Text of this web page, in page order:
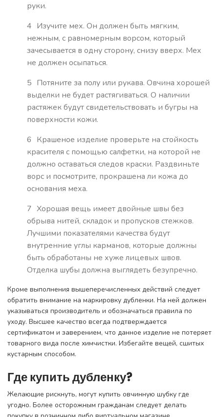
руки.
Изучите мех. Он должен быть мягким,
нежным, с равномерным ворсом, который
зачесывается в одну сторону, снизу вверх. Мех
не должен осыпаться.
Потяните за полу или рукава. Овчина хорошей
выделки не будет растягиваться. О наличии
растяжек будут свидетельствовать и бугры на
поверхности кожи.
Крашеное изделие проверьте на стойкость
красителя с помощью салфетки, на которой не
должно оставаться следов краски. Раздвиньте
ворс и посмотрите, прокрашена ли кожа до
основания меха.
Хорошая вещь имеет двойные швы без
обрыва нитей, складок и пропусков стежков.
Лучшими показателями качества будут
внутренние углы карманов, которые должны
быть обработаны не хуже лицевых швов.
Отделка шубы должна выглядеть безупречно.
Кроме выполнения вышеперечисленных действий следует
обратить внимание на маркировку дубленки. На ней должен
указываться производитель и обозначаться правила по
уходу. Высшее качество всегда подтверждается
сертификатом и заверением, что данное изделие не потеряет
товарного вида после химчистки. Избегайте вещей, сшитых
кустарным способом.
Где купить дубленку?
Желающие рискнуть, могут купить овчинную шубку где
угодно. Более осторожным гражданам следует делать